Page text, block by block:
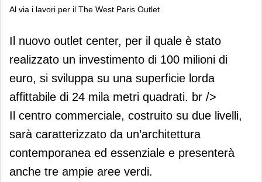
Al via i lavori per il The West Paris Outlet
Al via i lavori per il The West Paris
Outlet
Il nuovo outlet center, per il quale è stato
realizzato un investimento di 100 milioni di
euro, si sviluppa su una superficie lorda
affittabile di 24 mila metri quadrati. br />
Il centro commerciale, costruito su due livelli,
sarà caratterizzato da un’architettura
contemporanea ed essenziale e presenterà
anche tre ampie aree verdi.